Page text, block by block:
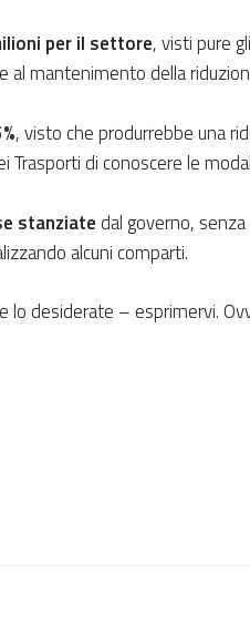
per il settore, visti pure
e al mantenimento della
, visto che produrrebbe una
di conoscere le
stanziate dal governo, senza
alcuni comparti.
desiderate – esprimervi.